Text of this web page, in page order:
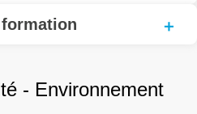
- Environnement